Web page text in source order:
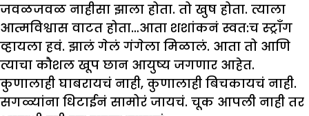
जवळजवळ नाहीसा झाला होता. तो खुष होता. त्याला
आत्मविश्वास वाटत होता…आता शशांकनं स्वत:च स्ट्राँग
व्हायला हवं. झालं गेलं गंगेला मिळालं. आता तो आणि
त्याचा कौशल खूप छान आयुष्य जगणार आहेत.
कुणालाही घाबरायचं नाही, कुणालाही बिचकायचं नाही.
सगळ्यांना धिटाईनं सामोरं जायचं. चूक आपली नाही तर